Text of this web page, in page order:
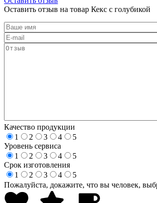
Оставить отзыв на товар Кекс с голубикой
Качество продукции
1
2 3 4
5
Уровень сервиса
1
2 3 4
5
Срок изготовления
1
2 3 4
5
Пожалуйста, докажите, что вы человек,